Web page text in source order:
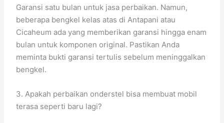
Garansi satu bulan untuk jasa perbaikan. Namun,
beberapa bengkel kelas atas di Antapani atau
Cicaheum ada yang memberikan garansi hingga enam
bulan untuk komponen original. Pastikan Anda
meminta bukti garansi tertulis sebelum meninggalkan
bengkel.
3. Apakah perbaikan onderstel bisa membuat mobil
terasa seperti baru lagi?